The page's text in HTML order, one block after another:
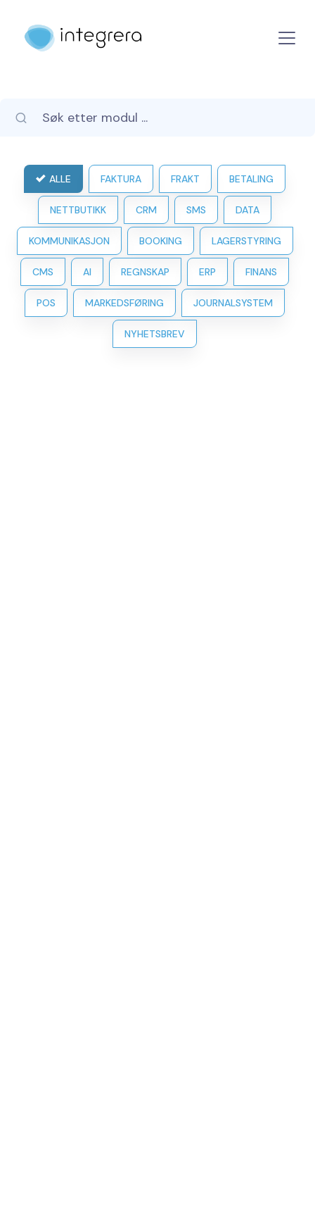
ALLE FAKTURA FRAKT BETALING
NETTBUTIKK CRM SMS DATA
KOMMUNIKASJON BOOKING LAGERSTYRING
CMS AI REGNSKAP ERP FINANS
POS MARKEDSFØRING JOURNALSYSTEM
NYHETSBREV